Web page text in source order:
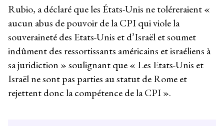
Rubio, a déclaré que les États-Unis ne toléreraient «
aucun abus de pouvoir de la CPI qui viole la
souveraineté des Etats-Unis et d’Israël et soumet
indûment des ressortissants américains et israéliens à
sa juridiction » soulignant que « Les Etats-Unis et
Israël ne sont pas parties au statut de Rome et
rejettent donc la compétence de la CPI ».